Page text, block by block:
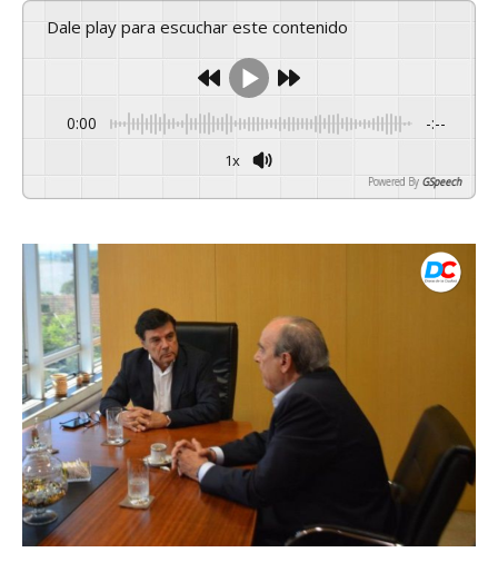
Dale play para escuchar este contenido
0:00 -:--
1x
Powered By GSpeech